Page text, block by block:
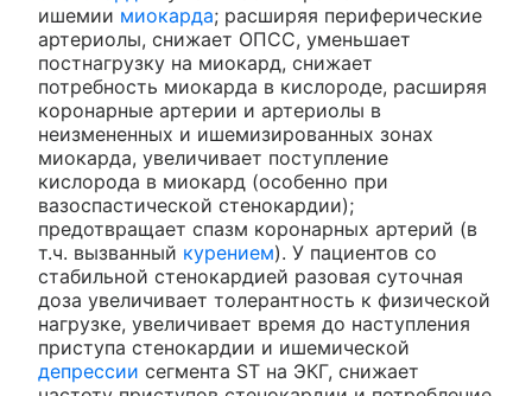
ишемии миокарда; расширяя периферические
артериолы, снижает ОПСС, уменьшает
постнагрузку на миокард, снижает
потребность миокарда в кислороде, расширяя
коронарные артерии и артериолы в
неизмененных и ишемизированных зонах
миокарда, увеличивает поступление
кислорода в миокард (особенно при
вазоспастической стенокардии);
предотвращает спазм коронарных артерий (в
т.ч. вызванный курением). У пациентов со
стабильной стенокардией разовая суточная
доза увеличивает толерантность к физической
нагрузке, увеличивает время до наступления
приступа стенокардии и ишемической
депрессии сегмента ST на ЭКГ, снижает